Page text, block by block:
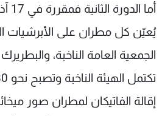
إقالة الفاتيكان لمطران صور